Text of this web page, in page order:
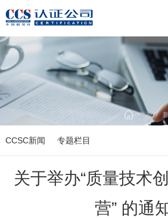
首页
CCSC新闻 专题栏目
关于举办“质量技术
营” 的通